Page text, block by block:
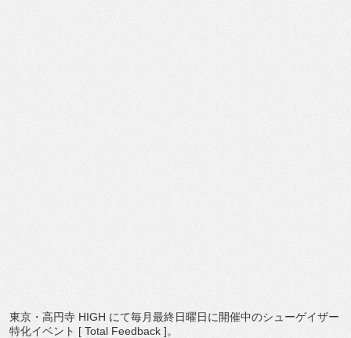
東京・高円寺 HIGH にて毎月最終日曜日に開催中のシューゲイザー
特化イベント [ Total Feedback ]。